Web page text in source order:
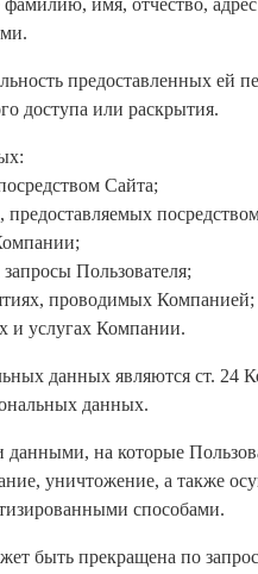
имя, отчество,
предоставленных
доступа или раскрытия.
Сайта;
Пользователя;
проводимых Компанией;
и услугах Компании.
данных являются ст.
данных.
на которые
уничтожение, а также
способами.
быть прекращена по